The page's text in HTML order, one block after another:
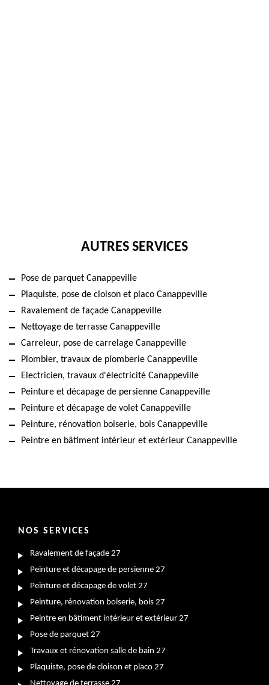
AUTRES SERVICES
Pose de parquet Canappeville
Plaquiste, pose de cloison et placo Canappeville
Ravalement de façade Canappeville
Nettoyage de terrasse Canappeville
Carreleur, pose de carrelage Canappeville
Plombier, travaux de plomberie Canappeville
Electricien, travaux d'électricité Canappeville
Peinture et décapage de persienne Canappeville
Peinture et décapage de volet Canappeville
Peinture, rénovation boiserie, bois Canappeville
Peintre en bâtiment intérieur et extérieur Canappeville
NOS SERVICES
Ravalement de façade 27
Peinture et décapage de persienne 27
Peinture et décapage de volet 27
Peinture, rénovation boiserie, bois 27
Peintre en bâtiment intérieur et extérieur 27
Pose de parquet 27
Travaux et rénovation salle de bain 27
Plaquiste, pose de cloison et placo 27